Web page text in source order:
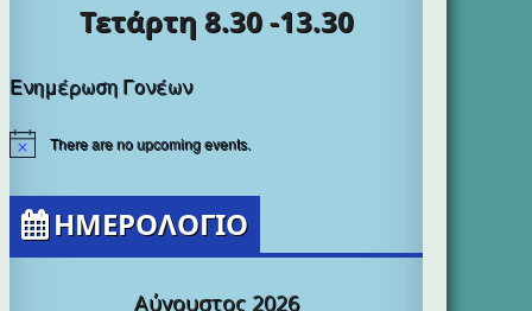
Τετάρτη 8.30 -13.30
Ενημέρωση Γονέων
There are no upcoming events.
ΗΜΕΡΟΛΟΓΙΟ
Αύγουστος 2026